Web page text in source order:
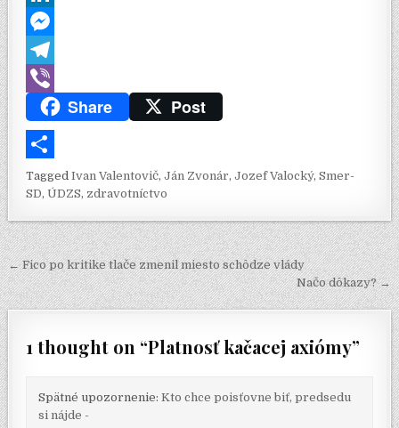
o
o
k
t
e
r
t
s
A
p
m
b
e
d
d
t
L
n
e
d
I
n
M
e
s
e
n
g
e
r
T
l
e
g
r
a
m
i
b
e
r
Share Post
S
h
a
r
e
TaggedIvan Valentovič,Ján Zvonár,Jozef Valocký,Smer-
SD,ÚDZS, zdravotníctvo
Navigácia v článku
← Fico po kritike tlače zmenil miesto schôdze vlády
Načo dôkazy? →
1 thought on “Platnosť kačacej axiómy”
Spätné upozornenie:Kto chce poisťovne biť, predsedu
si nájde -